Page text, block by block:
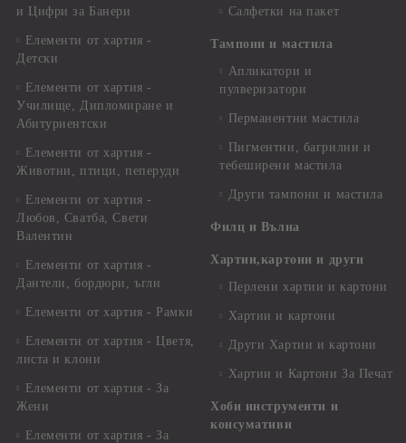
и Цифри за Банери
Елементи от хартия -
Детски
Елементи от хартия -
Училище, Дипломиране и
Абитуриентски
Елементи от хартия -
Животни, птици, пеперуди
Елементи от хартия -
Любов, Сватба, Свети
Валентин
Елементи от хартия -
Дантели, бордюри, ъгли
Елементи от хартия - Рамки
Елементи от хартия - Цветя,
листа и клони
Елементи от хартия - За
Жени
Елементи от хартия - За
Салфетки на пакет
Тампони и мастила
Апликатори и
пулверизатори
Перманентни мастила
Пигментни, багрилни и
тебеширени мастила
Други тампони и мастила
Филц и Вълна
Хартии,картони и други
Перлени хартии и картони
Хартии и картони
Други Хартии и картони
Хартии и Картони За Печат
Хоби инструменти и
консумативи